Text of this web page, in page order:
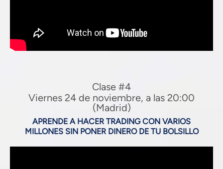
Clase #4
Viernes 24 de noviembre, a las 20:00
(Madrid)
APRENDE A HACER TRADING CON VARIOS
MILLONES SIN PONER DINERO DE TU BOLSILLO